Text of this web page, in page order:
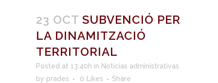
23 OCT SUBVENCIÓ PER
LA DINAMITZACIÓ
TERRITORIAL
Posted at 13:40h in Noticias administrativas
by prades 0 Likes Share